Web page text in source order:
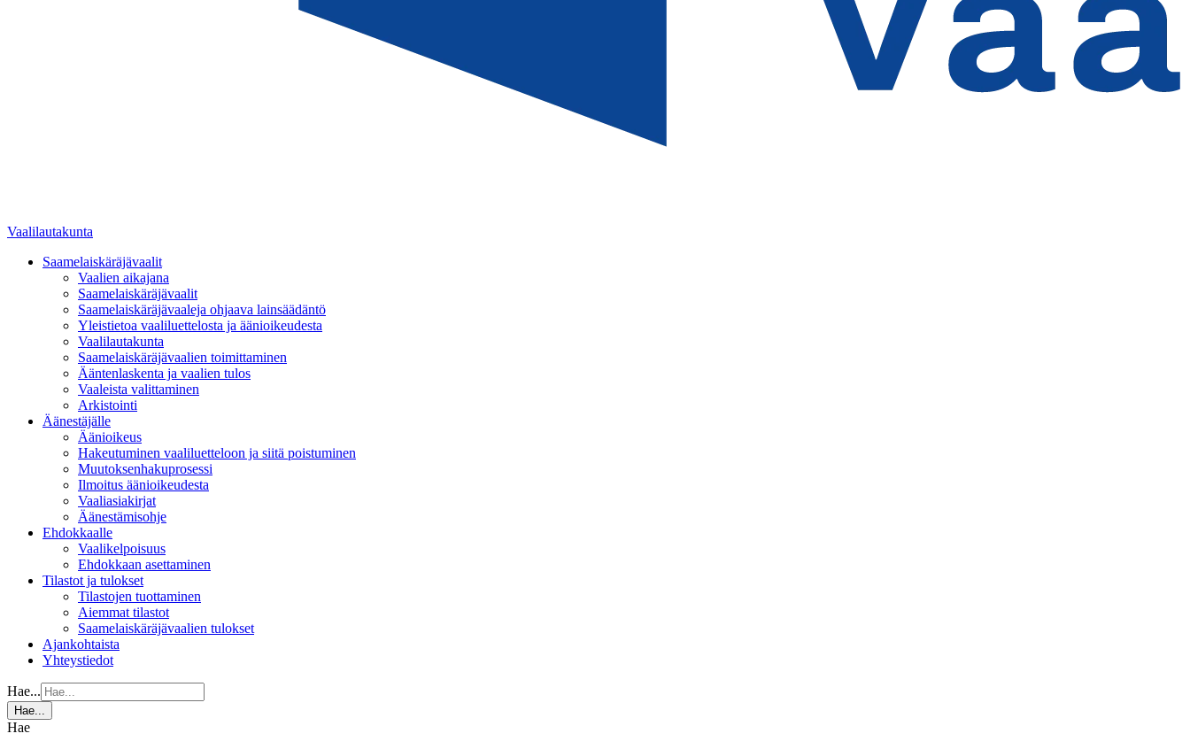
Vaalilautakunta
Saamelaiskäräjävaalit
Vaalien aikajana
Saamelaiskäräjävaalit
Saamelaiskäräjävaaleja ohjaava lainsäädäntö
Yleistietoa vaaliluettelosta ja äänioikeudesta
Vaalilautakunta
Saamelaiskäräjävaalien toimittaminen
Ääntenlaskenta ja vaalien tulos
Vaaleista valittaminen
Arkistointi
Äänestäjälle
Äänioikeus
Hakeutuminen vaaliluetteloon ja siitä poistuminen
Muutoksenhakuprosessi
Ilmoitus äänioikeudesta
Vaaliasiakirjat
Äänestämisohje
Ehdokkaalle
Vaalikelpoisuus
Ehdokkaan asettaminen
Tilastot ja tulokset
Tilastojen tuottaminen
Aiemmat tilastot
Saamelaiskäräjävaalien tulokset
Ajankohtaista
Yhteystiedot
Hae...
Hae...
Hae